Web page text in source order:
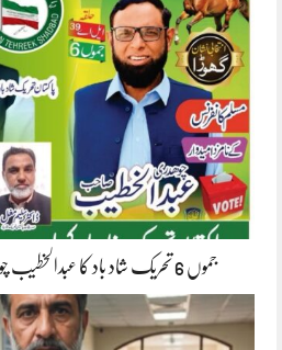
جموں 6 تحریک شاد باد کا عبدالخطیب چودھری کی حمایت کا اعلان